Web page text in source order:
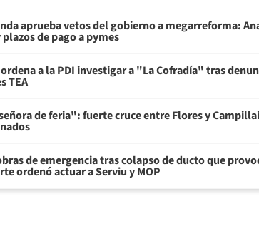
aprueba vetos del gobierno a megarreforma:
de pago a pymes
ordena a la PDI investigar a "La Cofradía" tras
TEA
de feria": fuerte cruce entre Flores y
de emergencia tras colapso de ducto que
ordenó actuar a Serviu y MOP